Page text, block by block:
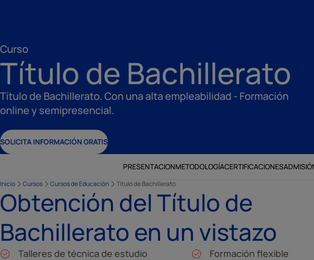
Curso
Título de Bachillerato
Título de Bachillerato. Con una alta empleabilidad - Formación
online y semipresencial.
SOLICITA INFORMACIÓN GRATIS
PRESENTACIONMETODOLOGÍACERTIFICACIONES
Inicio Cursos Cursos de Educación Título de Bachillerato
Obtención del Título de
Bachillerato en un vistazo
Talleres de técnica de estudio
Formación flexible